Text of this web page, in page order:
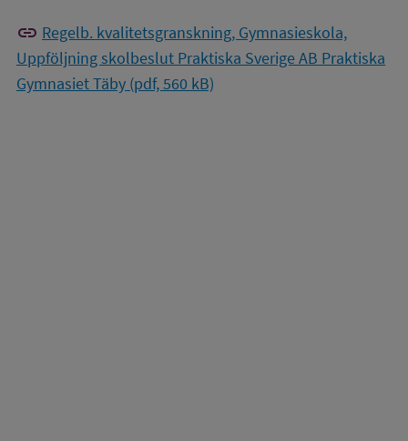
link Regelb. kvalitetsgranskning, Gymnasieskola,
Uppföljning skolbeslut Praktiska Sverige AB Praktiska
Gymnasiet Täby (pdf, 560 kB)